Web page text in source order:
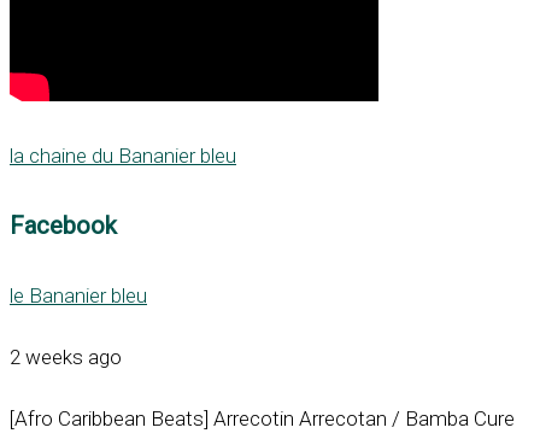
la chaine du Bananier bleu
Facebook
le Bananier bleu
2 weeks ago
[Afro Caribbean Beats] Arrecotin Arrecotan / Bamba Cure